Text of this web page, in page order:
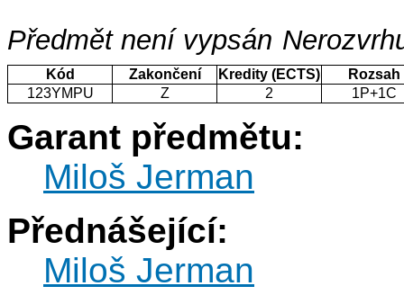
Předmět není vypsán
Kód Zakončení Kredity (ECTS)
Rozsah
123YMPU
Z 2 1P+1C
Garant předmětu:
Miloš Jerman
Přednášející:
Miloš Jerman